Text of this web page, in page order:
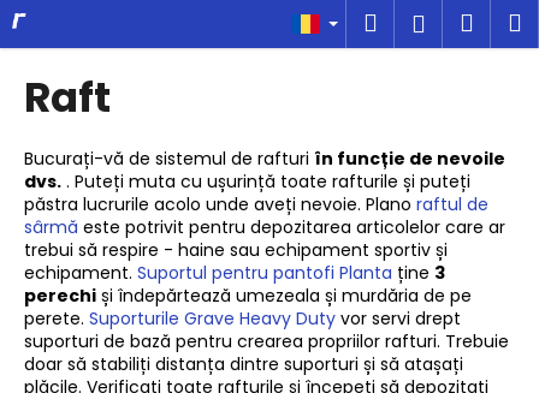
Treci
la
conținut
Căutare Coş
Raft
Bucurați-vă de sistemul de rafturi în funcție de nevoile
dvs. . Puteți muta cu ușurință toate rafturile și puteți
păstra lucrurile acolo unde aveți nevoie. Plano raftul de
sârmă este potrivit pentru depozitarea articolelor care ar
trebui să respire - haine sau echipament sportiv și
echipament. Suportul pentru pantofi Planta ține 3
perechi și îndepărtează umezeala și murdăria de pe
perete. Suporturile Grave Heavy Duty vor servi drept
suporturi de bază pentru crearea propriilor rafturi. Trebuie
doar să stabiliți distanța dintre suporturi și să atașați
plăcile. Verificați toate rafturile și începeți să depozitați
C
o
e
c
ă
u
t
a
ţ
i